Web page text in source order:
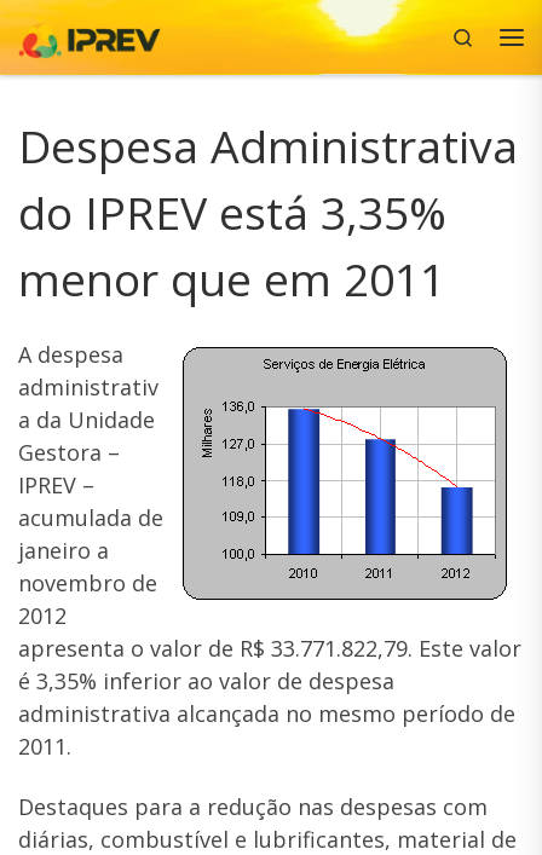
Skip to content
Search
Despesa Administrativa
do IPREV está 3,35%
menor que em 2011
A despesa
administrativ
a da Unidade
Gestora –
IPREV –
acumulada de
janeiro a
novembro de
2012
apresenta o valor de R$ 33.771.822,79. Este valor
é 3,35% inferior ao valor de despesa
administrativa alcançada no mesmo período de
2011.
Destaques para a redução nas despesas com
diárias, combustível e lubrificantes, material de